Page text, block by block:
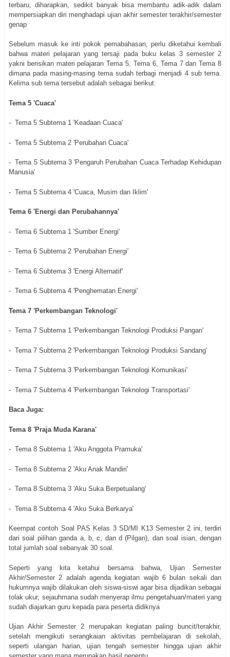
terbaru, diharapkan, sedikit banyak bisa membantu adik-adik dalam
mempersiapkan diri menghadapi ujian akhir semester terakhir/semester
genap
Sebelum masuk ke inti pokok pemabahasan, perlu diketahui kembali
bahwa materi pelajaran yang tersaji pada buku kelas 3 semester 2
yakni berisikan materi pelajaran Tema 5, Tema 6, Tema 7 dan Tema 8
dimana pada masing-masing tema sudah terbagi menjadi 4 sub tema.
Kelima sub tema tersebut adalah sebagai berikut:
Tema 5 'Cuaca'
- Tema 5 Subtema 1 'Keadaan Cuaca'
- Tema 5 Subtema 2 'Perubahan Cuaca'
- Tema 5 Subtema 3 'Pengaruh Perubahan Cuaca Terhadap Kehidupan
Manusia'
- Tema 5 Subtema 4 'Cuaca, Musim dan Iklim'
Tema 6 'Energi dan Perubahannya'
- Tema 6 Subtema 1 'Sumber Energi'
- Tema 6 Subtema 2 'Perubahan Energi'
- Tema 6 Subtema 3 'Energi Alternatif'
- Tema 6 Subtema 4 'Penghematan Energi'
Tema 7 'Perkembangan Teknologi'
- Tema 7 Subtema 1 'Perkembangan Teknologi Produksi Pangan'
- Tema 7 Subtema 2 'Perkembangan Teknologi Produksi Sandang'
- Tema 7 Subtema 3 'Perkembangan Teknologi Komunikasi'
- Tema 7 Subtema 4 'Perkembangan Teknologi Transportasi'
Baca Juga:
Tema 8 'Praja Muda Karana'
- Tema 8 Subtema 1 'Aku Anggota Pramuka'
- Tema 8 Subtema 2 'Aku Anak Mandiri'
- Tema 8 Subtema 3 'Aku Suka Berpetualang'
- Tema 8 Subtema 4 'Aku Suka Berkarya'
Keempat contoh Soal PAS Kelas 3 SD/MI K13 Semester 2 ini, terdiri
dari soal pilihan ganda a, b, c, dan d (Pilgan), dan soal isian, dengan
total jumlah soal sebanyak 30 soal.
Seperti yang kita ketahui bersama bahwa, Ujian Semester
Akhir/Semester 2 adalah agenda kegiatan wajib 6 bulan sekali dan
hukumnya wajib dilakukan oleh siswa-siswi agar bisa dijadikan sebagai
tolak ukur, sejauhmana sudah menyerap ilmu pengetahuan/materi yang
sudah diajarkan guru kepada para peserta didiknya
Ujian Akhir Semester 2 merupakan kegiatan paling buncit/terakhir,
setelah mengikuti serangkaian aktivitas pembelajaran di sekolah,
seperti ulangan harian, ujian tengah semester hingga ujian akhir